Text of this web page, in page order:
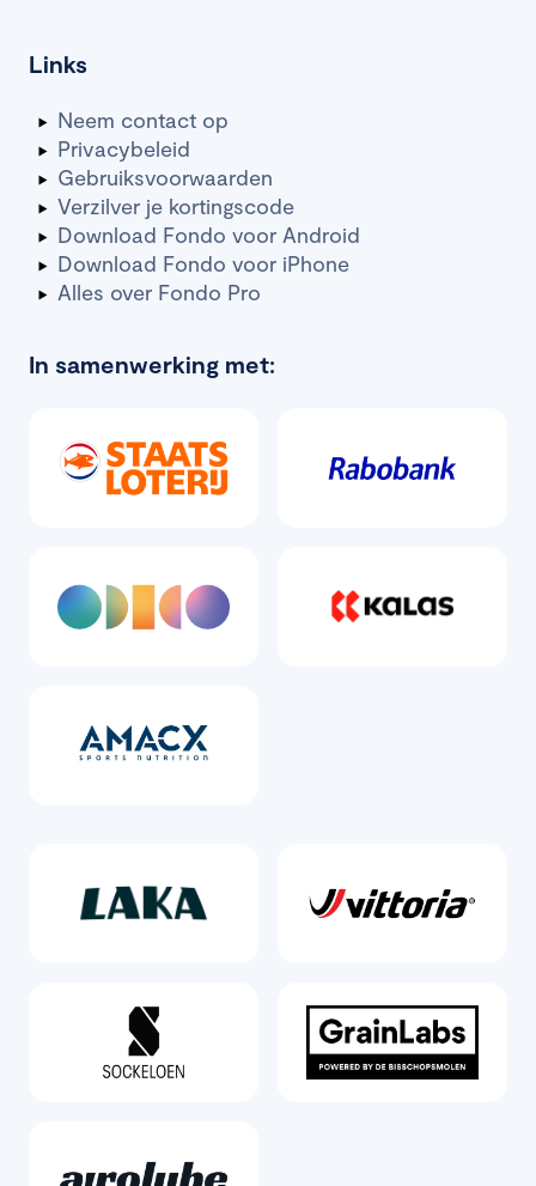
Links
Neem contact op
Privacybeleid
Gebruiksvoorwaarden
Verzilver je kortingscode
Download Fondo voor Android
Download Fondo voor iPhone
Alles over Fondo Pro
In samenwerking met: